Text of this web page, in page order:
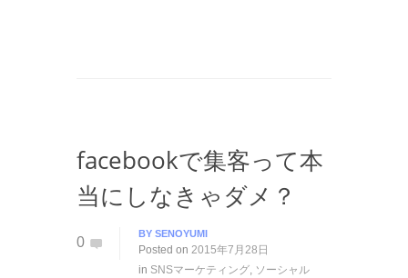
facebookで集客って本
当にしなきゃダメ？
0
BY SENOYUMI
Posted on 2015年7月28日
in SNSマーケティング, ソーシャル